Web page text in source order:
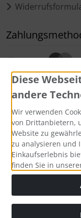
Alle Preise inkl.
Diese
andere
Wir verwenden
von Drittanbietern,
Website zu
zu analysieren und
Einkaufserlebnis
finden Sie in